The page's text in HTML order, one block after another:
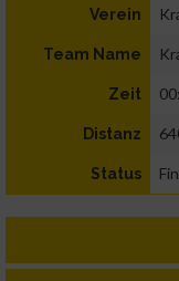
Verein
Team Name
Zeit
Distanz
Status